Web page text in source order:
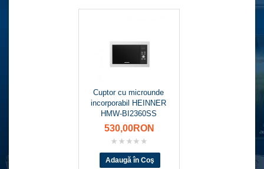
Cuptor cu microunde
incorporabil HEINNER
HMW-BI2360SS
530,00RON